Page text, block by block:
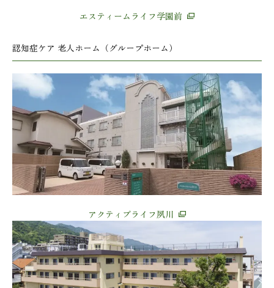
エスティームライフ学園前
認知症ケア 老人ホーム（グループホーム）
アクティブライフ夙川